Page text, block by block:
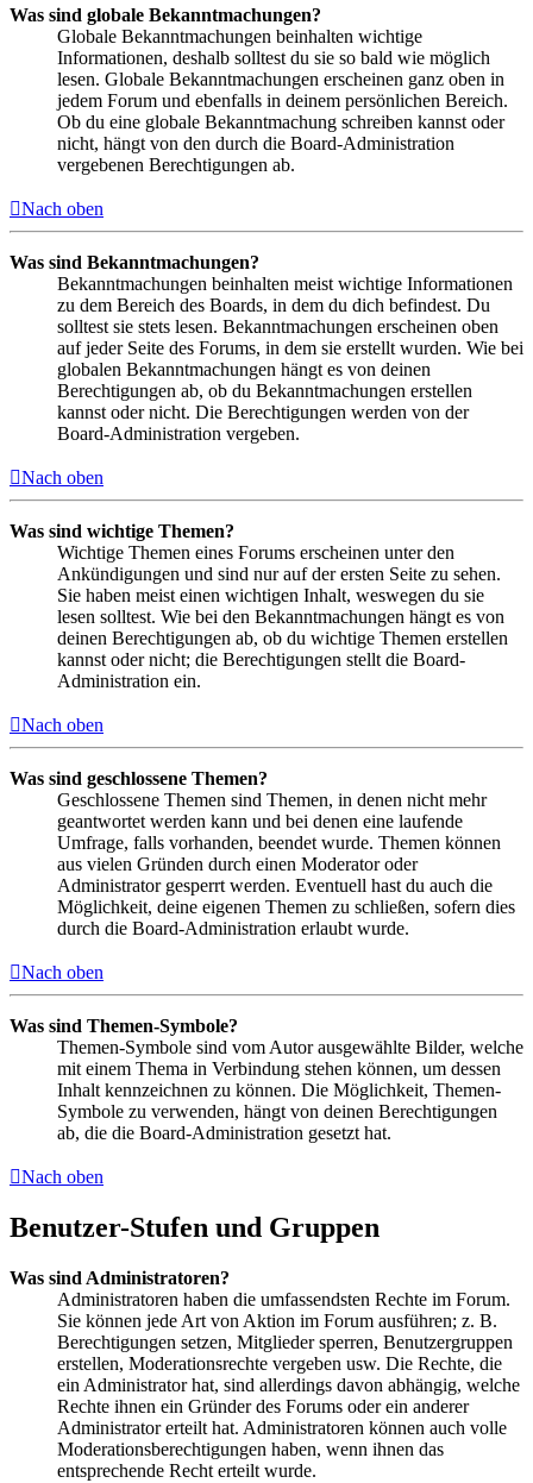
Was sind globale Bekanntmachungen?
Globale Bekanntmachungen beinhalten wichtige
Informationen, deshalb solltest du sie so bald wie möglich
lesen. Globale Bekanntmachungen erscheinen ganz oben in
jedem Forum und ebenfalls in deinem persönlichen Bereich.
Ob du eine globale Bekanntmachung schreiben kannst oder
nicht, hängt von den durch die Board-Administration
vergebenen Berechtigungen ab.
Nach oben
Was sind Bekanntmachungen?
Bekanntmachungen beinhalten meist wichtige Informationen
zu dem Bereich des Boards, in dem du dich befindest. Du
solltest sie stets lesen. Bekanntmachungen erscheinen oben
auf jeder Seite des Forums, in dem sie erstellt wurden. Wie bei
globalen Bekanntmachungen hängt es von deinen
Berechtigungen ab, ob du Bekanntmachungen erstellen
kannst oder nicht. Die Berechtigungen werden von der
Board-Administration vergeben.
Nach oben
Was sind wichtige Themen?
Wichtige Themen eines Forums erscheinen unter den
Ankündigungen und sind nur auf der ersten Seite zu sehen.
Sie haben meist einen wichtigen Inhalt, weswegen du sie
lesen solltest. Wie bei den Bekanntmachungen hängt es von
deinen Berechtigungen ab, ob du wichtige Themen erstellen
kannst oder nicht; die Berechtigungen stellt die Board-
Administration ein.
Nach oben
Was sind geschlossene Themen?
Geschlossene Themen sind Themen, in denen nicht mehr
geantwortet werden kann und bei denen eine laufende
Umfrage, falls vorhanden, beendet wurde. Themen können
aus vielen Gründen durch einen Moderator oder
Administrator gesperrt werden. Eventuell hast du auch die
Möglichkeit, deine eigenen Themen zu schließen, sofern dies
durch die Board-Administration erlaubt wurde.
Nach oben
Was sind Themen-Symbole?
Themen-Symbole sind vom Autor ausgewählte Bilder, welche
mit einem Thema in Verbindung stehen können, um dessen
Inhalt kennzeichnen zu können. Die Möglichkeit, Themen-
Symbole zu verwenden, hängt von deinen Berechtigungen
ab, die die Board-Administration gesetzt hat.
Nach oben
Benutzer-Stufen und Gruppen
Was sind Administratoren?
Administratoren haben die umfassendsten Rechte im Forum.
Sie können jede Art von Aktion im Forum ausführen; z. B.
Berechtigungen setzen, Mitglieder sperren, Benutzergruppen
erstellen, Moderationsrechte vergeben usw. Die Rechte, die
ein Administrator hat, sind allerdings davon abhängig, welche
Rechte ihnen ein Gründer des Forums oder ein anderer
Administrator erteilt hat. Administratoren können auch volle
Moderationsberechtigungen haben, wenn ihnen das
entsprechende Recht erteilt wurde.